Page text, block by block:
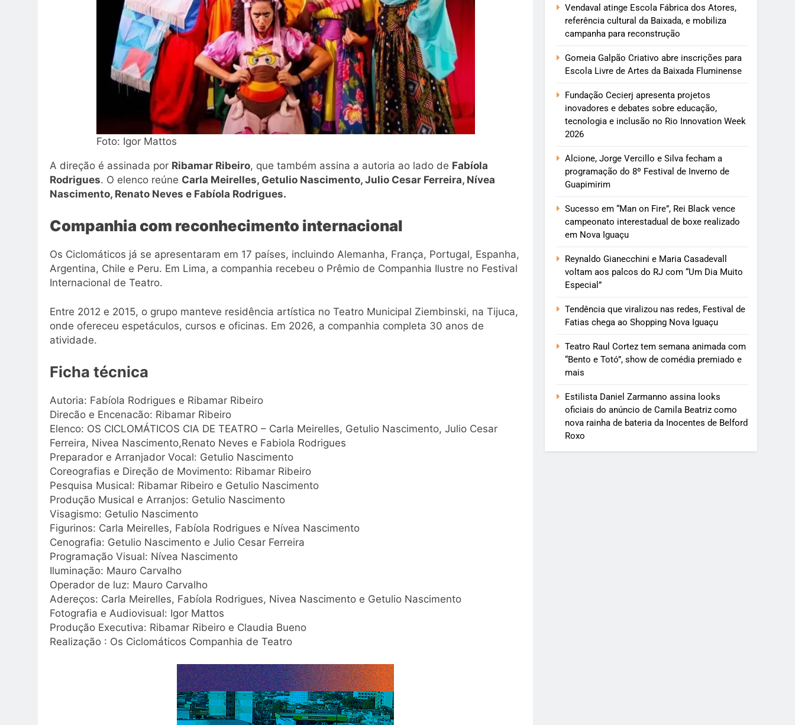
Foto: Igor Mattos
A direção é assinada por Ribamar Ribeiro, que também assina a autoria ao lado de Fabíola
Rodrigues. O elenco reúne Carla Meirelles, Getulio Nascimento, Julio Cesar Ferreira, Nívea
Nascimento, Renato Neves e Fabíola Rodrigues.
Companhia com reconhecimento internacional
Os Ciclomáticos já se apresentaram em 17 países, incluindo Alemanha, França, Portugal, Espanha,
Argentina, Chile e Peru. Em Lima, a companhia recebeu o Prêmio de Companhia Ilustre no Festival
Internacional de Teatro.
Entre 2012 e 2015, o grupo manteve residência artística no Teatro Municipal Ziembinski, na Tijuca,
onde ofereceu espetáculos, cursos e oficinas. Em 2026, a companhia completa 30 anos de
atividade.
Ficha técnica
Autoria: Fabíola Rodrigues e Ribamar Ribeiro
Direcão e Encenacão: Ribamar Ribeiro
Elenco: OS CICLOMÁTICOS CIA DE TEATRO – Carla Meirelles, Getulio Nascimento, Julio Cesar
Ferreira, Nivea Nascimento,Renato Neves e Fabiola Rodrigues
Preparador e Arranjador Vocal: Getulio Nascimento
Coreografias e Direção de Movimento: Ribamar Ribeiro
Pesquisa Musical: Ribamar Ribeiro e Getulio Nascimento
Produção Musical e Arranjos: Getulio Nascimento
Visagismo: Getulio Nascimento
Figurinos: Carla Meirelles, Fabíola Rodrigues e Nívea Nascimento
Cenografia: Getulio Nascimento e Julio Cesar Ferreira
Programação Visual: Nívea Nascimento
Iluminação: Mauro Carvalho
Operador de luz: Mauro Carvalho
Adereços: Carla Meirelles, Fabíola Rodrigues, Nivea Nascimento e Getulio Nascimento
Fotografia e Audiovisual: Igor Mattos
Produção Executiva: Ribamar Ribeiro e Claudia Bueno
Realização : Os Ciclomáticos Companhia de Teatro
Vendaval atinge Escola Fábrica dos Atores,
referência cultural da Baixada, e mobiliza
campanha para reconstrução
Gomeia Galpão Criativo abre inscrições para
Escola Livre de Artes da Baixada Fluminense
Fundação Cecierj apresenta projetos
inovadores e debates sobre educação,
tecnologia e inclusão no Rio Innovation Week
2026
Alcione, Jorge Vercillo e Silva fecham a
programação do 8º Festival de Inverno de
Guapimirim
Sucesso em “Man on Fire”, Rei Black vence
campeonato interestadual de boxe realizado
em Nova Iguaçu
Reynaldo Gianecchini e Maria Casadevall
voltam aos palcos do RJ com “Um Dia Muito
Especial”
Tendência que viralizou nas redes, Festival de
Fatias chega ao Shopping Nova Iguaçu
Teatro Raul Cortez tem semana animada com
“Bento e Totó”, show de comédia premiado e
mais
Estilista Daniel Zarmanno assina looks
oficiais do anúncio de Camila Beatriz como
nova rainha de bateria da Inocentes de Belford
Roxo